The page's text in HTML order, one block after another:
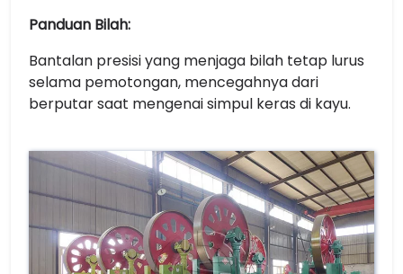
Panduan Bilah:
Bantalan presisi yang menjaga bilah tetap lurus
selama pemotongan, mencegahnya dari
berputar saat mengenai simpul keras di kayu.